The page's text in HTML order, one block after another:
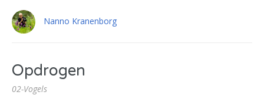
Nanno Kranenborg
Opdrogen
02-Vogels